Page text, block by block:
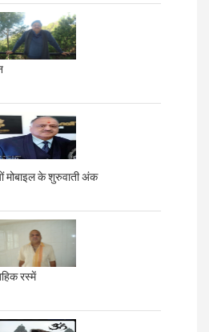
मोबाइल के शुरुवाती अंक
रस्में